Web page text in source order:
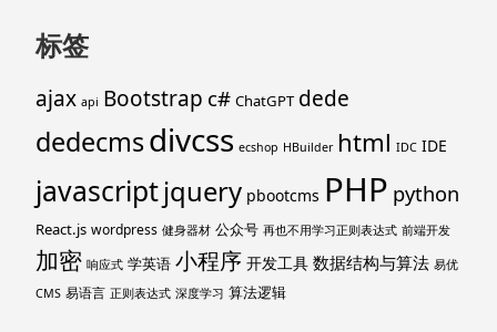
标签
ajax api Bootstrap c# ChatGPT dede
dedecmsdivcss ecshop HBuilder html IDC IDE
javascriptjquery pbootcms PHP python
React.js wordpress 健身器材 公众号 再也不用学习正则表达式 前端开发
加密 响应式 学英语 小程序 开发工具 数据结构与算法 易优
CMS 易语言 正则表达式 深度学习 算法逻辑